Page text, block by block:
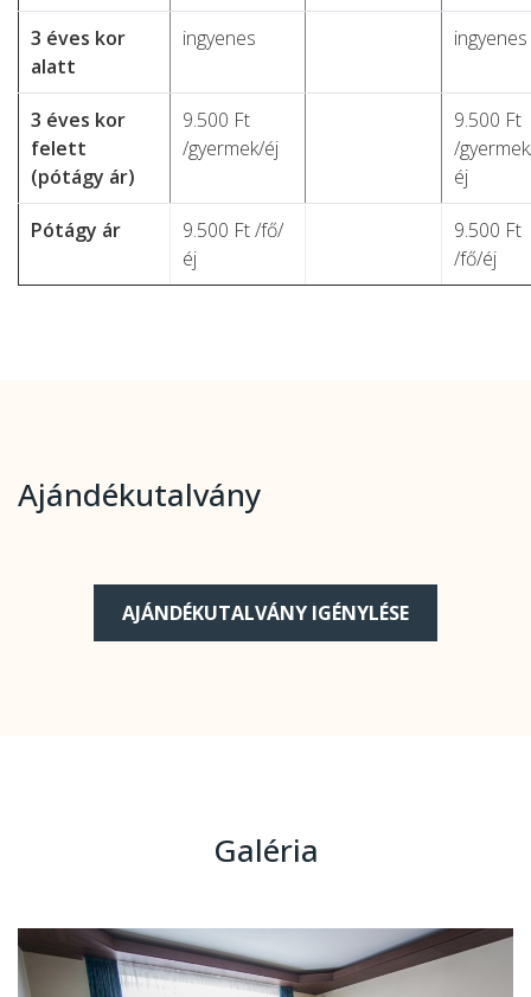
3 éves kor
alatt
ingyenes ingyenes
3 éves kor
felett
(pótágy ár)
9.500 Ft
/gyermek/éj
9.500 Ft
/
éj
Pótágy ár
9.500 Ft /fő/
éj
9.500 Ft
/fő/éj
Ajándékutalvány
AJÁNDÉKUTALVÁNY IGÉNYLÉSE
Galéria